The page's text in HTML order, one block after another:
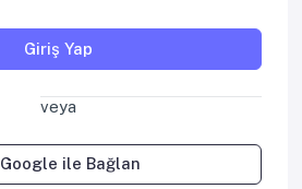
Giriş Yap
veya
Google ile Bağlan